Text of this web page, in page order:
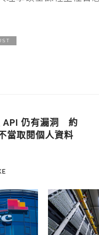
API 仍有漏洞 約
當取閱個人資料